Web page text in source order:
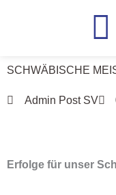
SCHWÄBISCHE
Admin Post SV
Erfolge für unser